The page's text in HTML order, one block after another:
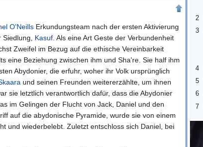
2
3
4
5
6
7
O'Neills Erkundungsteam nach der ersten Aktivierung
Kasuf . Als eine Art Geste der Verbundenheit
Zweifel im Bezug auf die ethische Vereinbarkeit
eine Beziehung zwischen ihm und Sha're. Sie half ihm
Abydonier, die erfuhr, woher ihr Volk ursprünglich
und seinen Freunden weitererzählte, um ihnen
sie letztlich verantwortlich dafür, dass die Abydonier
im Gelingen der Flucht von Jack, Daniel und den
auf die abydonische Pyramide, wurde sie von einem
und wiederbelebt. Zuletzt entschloss sich Daniel, bei